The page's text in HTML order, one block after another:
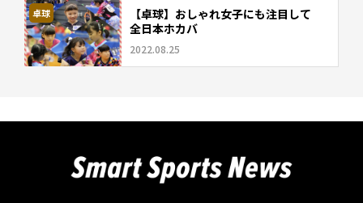
卓球
【卓球】おしゃれ女子にも注目して
全日本ホカバ
2022.08.25